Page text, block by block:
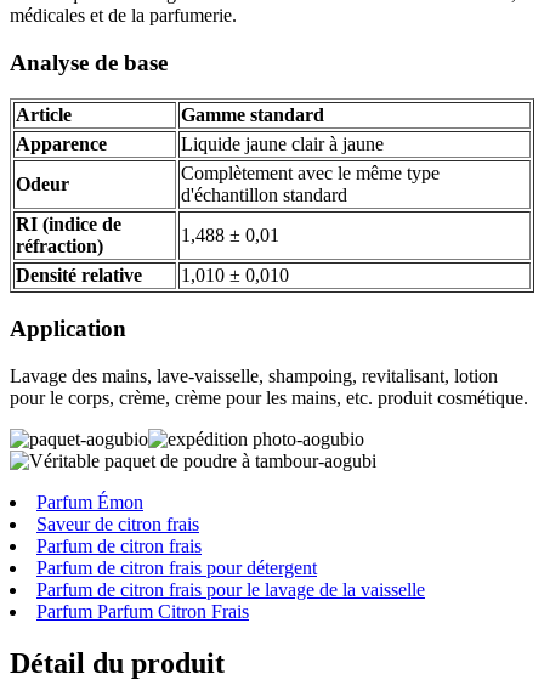
médicales et de la parfumerie.
Analyse de base
Article
Gamme standard
Apparence
Liquide jaune clair à jaune
Odeur
Complètement avec le même type
d'échantillon standard
RI (indice de
réfraction)
1,488 ± 0,01
Densité relative
1,010 ± 0,010
Application
Lavage des mains, lave-vaisselle, shampoing, revitalisant, lotion
pour le corps, crème, crème pour les mains, etc. produit cosmétique.
Parfum Émon
Saveur de citron frais
Parfum de citron frais
Parfum de citron frais pour détergent
Parfum de citron frais pour le lavage de la vaisselle
Parfum Parfum Citron Frais
Détail du produit